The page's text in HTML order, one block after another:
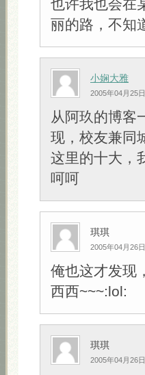
也许我也会在
丽的路，不知
小娴大雅
2005年04月25
从阿玖的博客
现，校友兼同
这里的十大，
呵呵
琪琪
2005年04月26
俺也这才发现
西西~~~:lol:
琪琪
2005年04月26